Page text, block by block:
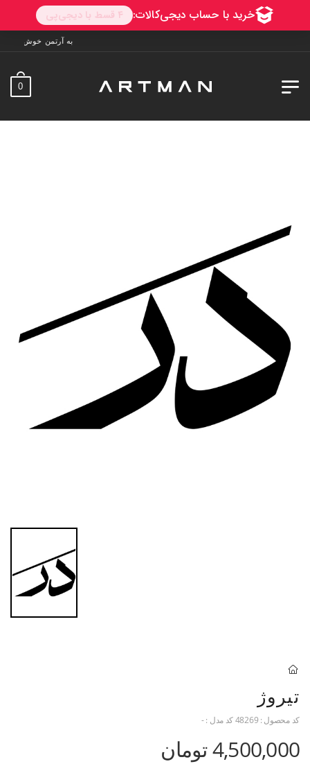
به آرتمن خوش آمدید. ارسال به سراسر ایران. 7
0
تیروژ
کد محصول : 48269کد مدل :-
4,500,000 تومان